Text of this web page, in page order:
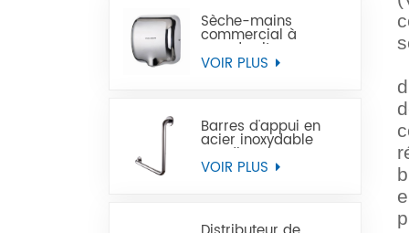
Sèche-mains
commercial à
grande vitesse pour
les toilettes
VOIR PLUS
Barres d'appui en
acier inoxydable
Handicap pour
handicapés
VOIR PLUS